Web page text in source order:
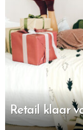
Retail klaar